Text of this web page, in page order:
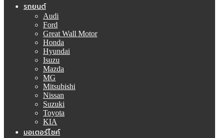
รถยนต์
Audi
Ford
Great Wall Motor
Honda
Hyundai
Isuzu
Mazda
MG
Mitsubishi
Nissan
Suzuki
Toyota
KIA
มอเตอร์ไซค์